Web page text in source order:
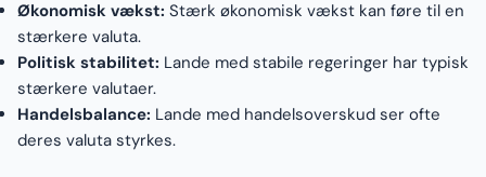
Økonomisk vækst: Stærk økonomisk vækst kan føre til en
stærkere valuta.
Politisk stabilitet: Lande med stabile regeringer har typisk
stærkere valutaer.
Handelsbalance: Lande med handelsoverskud ser ofte
deres valuta styrkes.